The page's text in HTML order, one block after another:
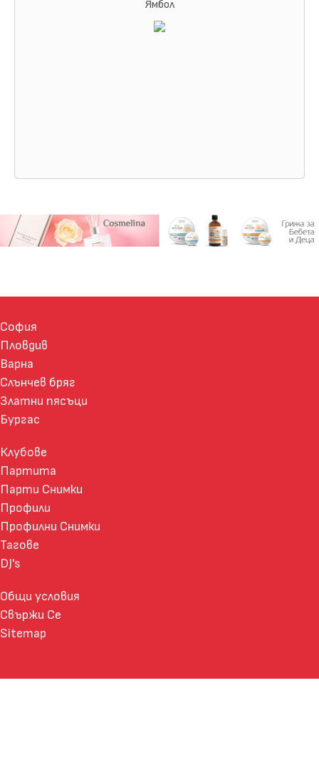
Ямбол
София
Пловдив
Варна
Слънчев бряг
Златни пясъци
Бургас
Клубове
Партита
Парти Снимки
Профили
Профилни Снимки
Тагове
DJ's
Общи условия
Свържи Се
Sitemap